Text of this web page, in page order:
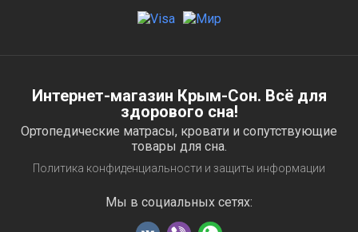
Интернет-магазин Крым-Сон. Всё для
здорового сна!
Ортопедические матрасы, кровати и сопутствующие
товары для сна.
Политика конфиденциальности и защиты информации
Мы в социальных сетях: